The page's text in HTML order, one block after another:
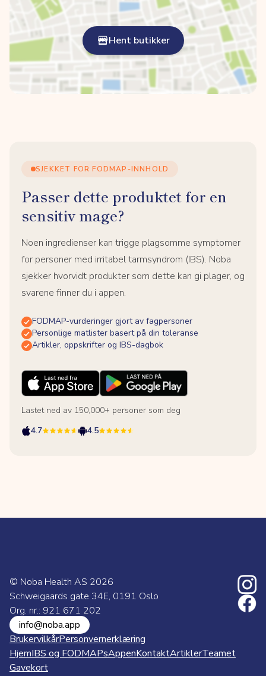
Hent butikker
SJEKKET FOR FODMAP-INNHOLD
Passer dette produktet for en
sensitiv mage?
Noen ingredienser kan trigge plagsomme symptomer
for personer med irritabel tarmsyndrom (IBS). Noba
sjekker hvorvidt produkter som dette kan gi plager, og
svarene finner du i appen.
FODMAP-vurderinger gjort av fagpersoner
Personlige matlister basert på din toleranse
Artikler, oppskrifter og IBS-dagbok
Lastet ned av 150,000+ personer som deg
4.7
4.5
© Noba Health AS 2026
Schweigaards gate 34E, 0191 Oslo
Org. nr.: 921 671 202
info@noba.app
BrukervilkårPersonvernerklæring
HjemIBS og FODMAPsAppenKontaktArtiklerTeamet
Gavekort